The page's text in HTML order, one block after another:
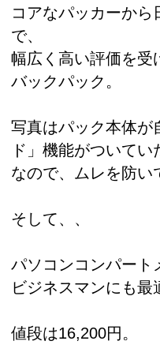
コアなパッカーから
で、
幅広く高い評価を受
バックパック。
写真はパック本体が
ド」機能がついて
なので、ムレを防い
そして、、
パソコンコンパート
ビジネスマンにも最
値段は16,200円。